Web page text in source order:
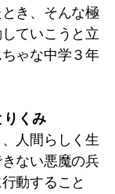
き、そんな極
ていこうと立
ゃな中学３年
りくみ
人間らしく生
ない悪魔の兵
動すること